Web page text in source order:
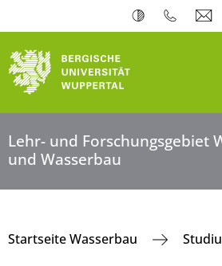
Lehr- und Forschungsgebiet
und Wasserbau
Startseite Wasserbau